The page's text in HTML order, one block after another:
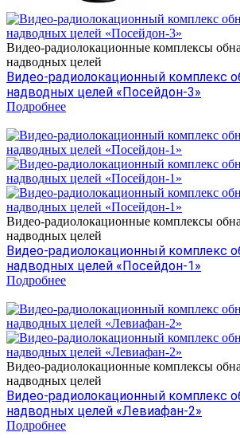
Видео-радиолокационные комплексы
надводных целей
Видео-радиолокационный комплекс
надводных целей «Посейдон-3»
Подробнее
Видео-радиолокационные комплексы
надводных целей
Видео-радиолокационный комплекс
надводных целей «Посейдон-1»
Подробнее
Видео-радиолокационные комплексы
надводных целей
Видео-радиолокационный комплекс
надводных целей «Левиафан-2»
Подробнее